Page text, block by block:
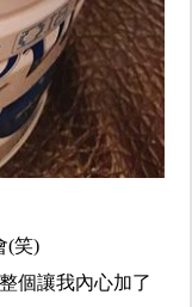
(笑)
個讓我內心加了